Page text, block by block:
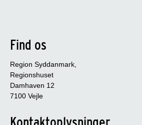
Find os
Region Syddanmark,
Regionshuset
Damhaven 12
7100 Vejle